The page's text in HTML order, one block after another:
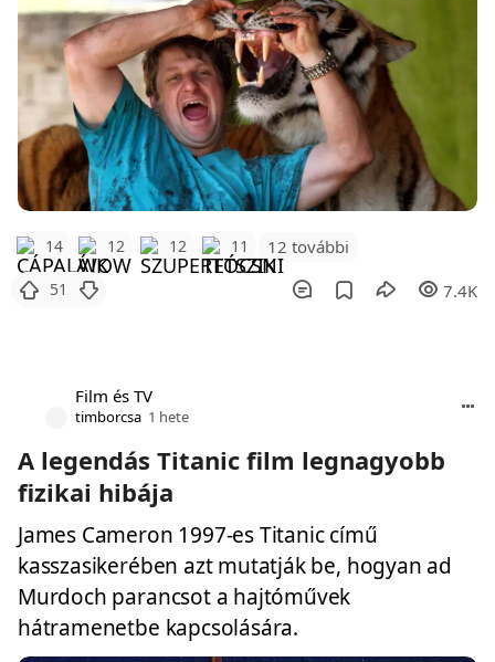
14 12 12 11 12 további
51 7.4K
Film és TV
timborcsa 1 hete
A legendás Titanic film legnagyobb
fizikai hibája
James Cameron 1997-es Titanic című
kasszasikerében azt mutatják be, hogyan ad
Murdoch parancsot a hajtóművek
hátramenetbe kapcsolására.